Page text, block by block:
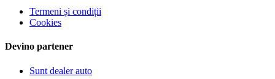
Termeni și condiții
Cookies
Devino partener
Sunt dealer auto